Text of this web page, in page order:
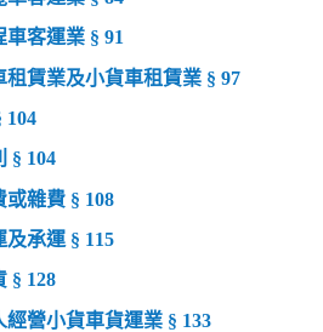
客運業 § 91
賃業及小貨車租賃業 § 97
104
§ 104
雜費 § 108
承運 § 115
§ 128
經營小貨車貨運業 § 133